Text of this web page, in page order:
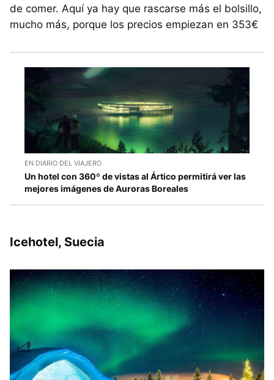
de comer. Aquí ya hay que rascarse más el bolsillo,
mucho más, porque los precios empiezan en 353€
EN DIARIO DEL VIAJERO
Un hotel con 360º de vistas al Ártico permitirá ver las
mejores imágenes de Auroras Boreales
Icehotel, Suecia